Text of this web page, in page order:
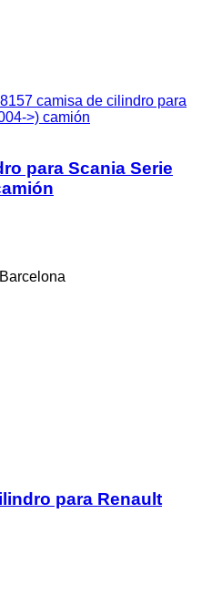
camisa de cilindro para
>) camión
para Scania Serie
para Renault